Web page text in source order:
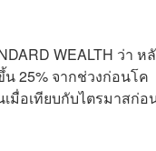
WEALTH ว่า ห
25% จากช่วงก่อนโค
มื่อเทียบกับไตรมาสก่อ